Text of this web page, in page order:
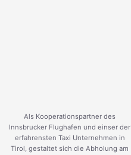
Als Kooperationspartner des
Innsbrucker Flughafen und einser der
erfahrensten Taxi Unternehmen in
Tirol, gestaltet sich die Abholung am